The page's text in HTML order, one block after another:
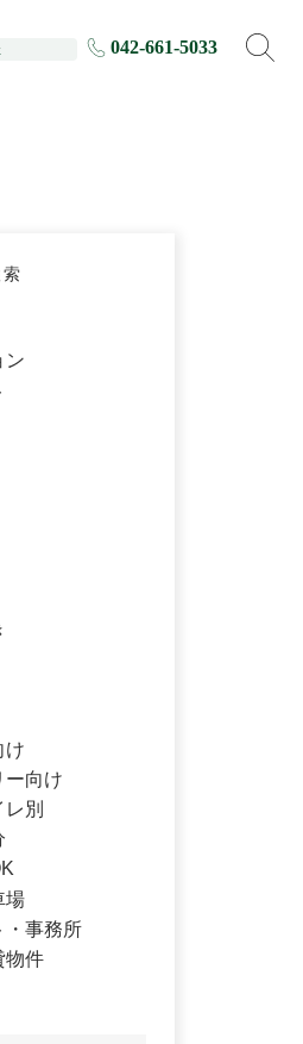
042-661-5033
ン
け
ー向け
別
場
・事務所
物件